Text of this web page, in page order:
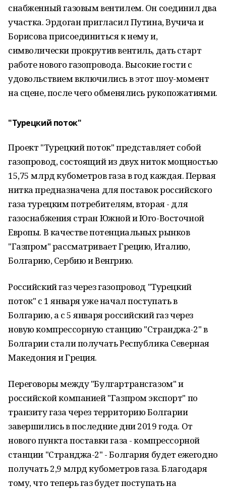
снабженный газовым вентилем. Он соединил два
участка. Эрдоган пригласил Путина, Вучича и
Борисова присоединиться к нему и,
символически прокрутив вентиль, дать старт
работе нового газопровода. Высокие гости с
удовольствием включились в этот шоу-момент
на сцене, после чего обменялись рукопожатиями.
"Турецкий поток"
Проект "Турецкий поток" представляет собой
газопровод, состоящий из двух ниток мощностью
15,75 млрд кубометров газа в год каждая. Первая
нитка предназначена для поставок российского
газа турецким потребителям, вторая - для
газоснабжения стран Южной и Юго-Восточной
Европы. В качестве потенциальных рынков
"Газпром" рассматривает Грецию, Италию,
Болгарию, Сербию и Венгрию.
Российский газ через газопровод "Турецкий
поток" с 1 января уже начал поступать в
Болгарию, а с 5 января российский газ через
новую компрессорную станцию "Странджа-2" в
Болгарии стали получать Республика Северная
Македония и Греция.
Переговоры между "Булгартрансгазом" и
российской компанией "Газпром экспорт" по
транзиту газа через территорию Болгарии
завершились в последние дни 2019 года. От
нового пункта поставки газа - компрессорной
станции "Странджа-2" - Болгария будет ежегодно
получать 2,9 млрд кубометров газа. Благодаря
тому, что теперь газ будет поступать на